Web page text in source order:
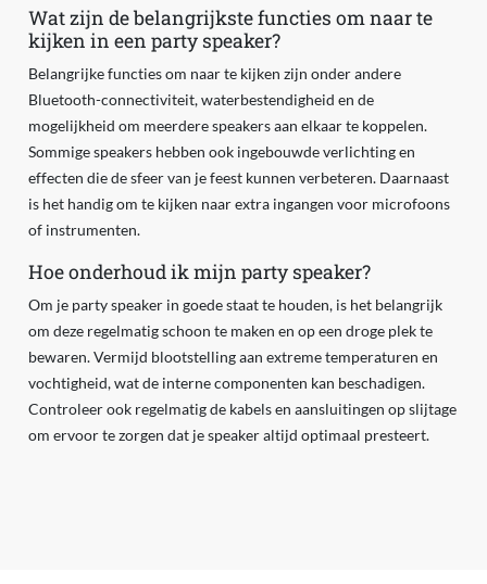
Wat zijn de belangrijkste functies om naar te
kijken in een party speaker?
Belangrijke functies om naar te kijken zijn onder andere
Bluetooth-connectiviteit, waterbestendigheid en de
mogelijkheid om meerdere speakers aan elkaar te koppelen.
Sommige speakers hebben ook ingebouwde verlichting en
effecten die de sfeer van je feest kunnen verbeteren. Daarnaast
is het handig om te kijken naar extra ingangen voor microfoons
of instrumenten.
Hoe onderhoud ik mijn party speaker?
Om je party speaker in goede staat te houden, is het belangrijk
om deze regelmatig schoon te maken en op een droge plek te
bewaren. Vermijd blootstelling aan extreme temperaturen en
vochtigheid, wat de interne componenten kan beschadigen.
Controleer ook regelmatig de kabels en aansluitingen op slijtage
om ervoor te zorgen dat je speaker altijd optimaal presteert.